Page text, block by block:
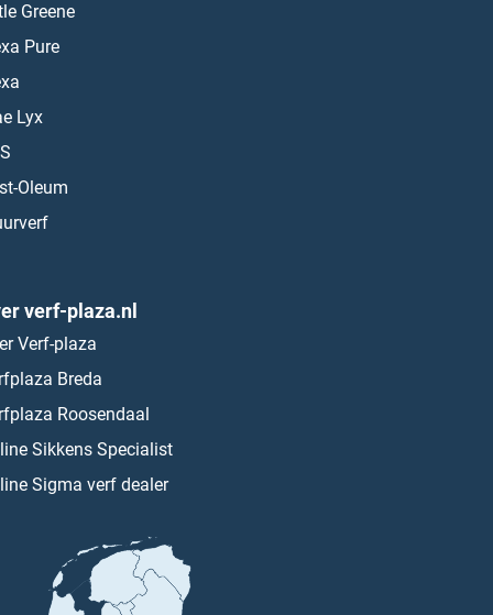
Greene
Pure
Lyx
Oleum
verf-plaza.nl
Verf-plaza
Breda
Roosendaal
Sikkens Specialist
Sigma verf dealer